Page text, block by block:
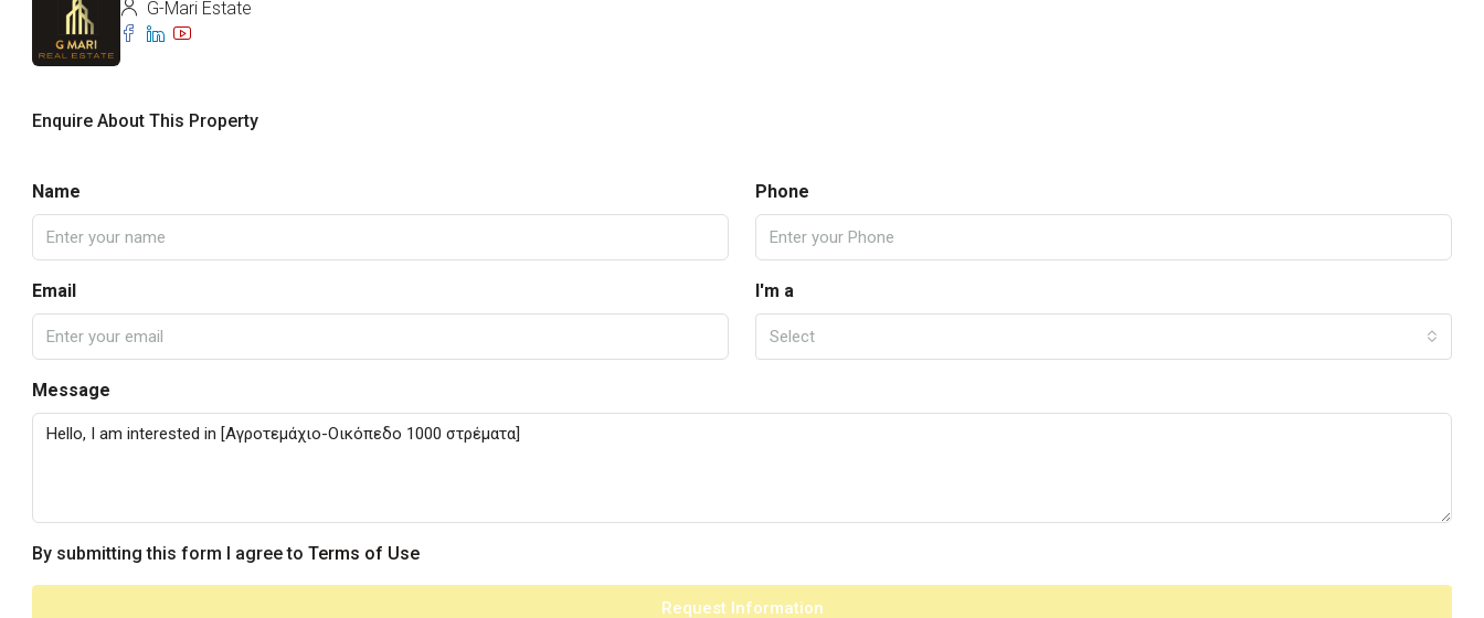
G-Mari Estate
Enquire About This Property
Name Phone
Email I'm a
Select
Message
By submitting this form I agree to Terms of Use
Request Information